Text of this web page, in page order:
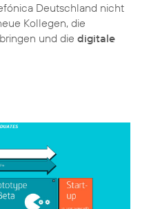
Deutschland nicht
Kollegen, die
und die digitale